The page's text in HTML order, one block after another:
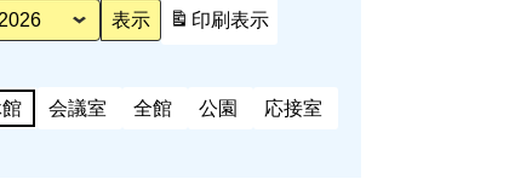
印刷表示
会議室 全館 公園 応接室